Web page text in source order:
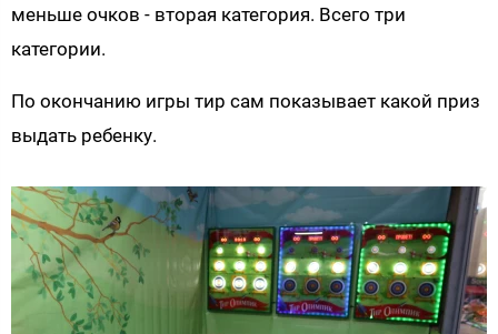
меньше очков - вторая категория. Всего три
категории.
По окончанию игры тир сам показывает какой приз
выдать ребенку.